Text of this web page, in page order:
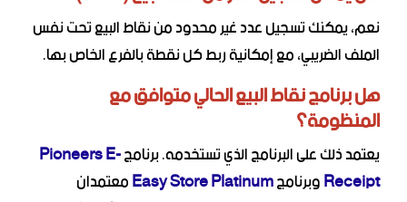
نعم، يمكنك تسجيل عدد غير محدود من نقاط البيع تحت نفس
الملف الضريبي، مع إمكانية ربط كل نقطة بالفرع الخاص بها.
هل برنامج نقاط البيع الحالي متوافق مع
المنظومة؟
يعتمد ذلك على البرنامج الذي تستخدمه. برنامجPioneers E-
ReceiptوبرنامجEasy Store Platinumمعتمدان